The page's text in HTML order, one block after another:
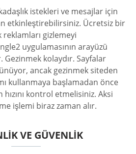
istekleri ve mesajlar için
etkinleştirebilirsiniz. Ücretsiz bir
gizlemeyi
uygulamasının arayüzü
kolaydır. Sayfalar
ancak gezinmek siteden
kullanmaya başlamadan önce
hızını kontrol etmelisiniz. Aksi
işlemi biraz zaman alır.
VE GÜVENLIK